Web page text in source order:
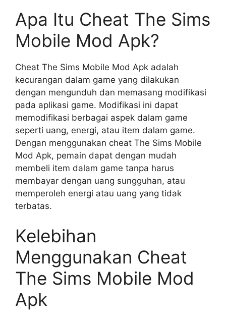
Apa Itu Cheat The Sims
Mobile Mod Apk?
Cheat The Sims Mobile Mod Apk adalah
kecurangan dalam game yang dilakukan
dengan mengunduh dan memasang modifikasi
pada aplikasi game. Modifikasi ini dapat
memodifikasi berbagai aspek dalam game
seperti uang, energi, atau item dalam game.
Dengan menggunakan cheat The Sims Mobile
Mod Apk, pemain dapat dengan mudah
membeli item dalam game tanpa harus
membayar dengan uang sungguhan, atau
memperoleh energi atau uang yang tidak
terbatas.
Kelebihan
Menggunakan Cheat
The Sims Mobile Mod
Apk